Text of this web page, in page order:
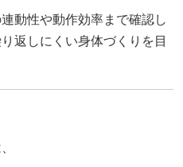
動性や動作効率まで確認し
返しにくい身体づくりを目